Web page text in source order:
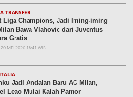
TRANSFER
Liga Champions, Jadi Iming-iming
Bawa Vlahovic dari Juventus
Gratis
20 MEI 2026 18:41 WIB
Jadi Andalan Baru AC Milan,
Leao Mulai Kalah Pamor